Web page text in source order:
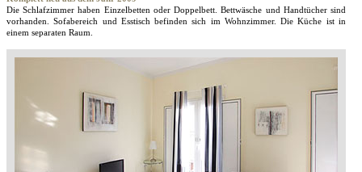
Die Schlafzimmer haben Einzelbetten oder Doppelbett. Bettwäsche und Handtücher sind
vorhanden. Sofabereich und Esstisch befinden sich im Wohnzimmer. Die Küche ist in
einem separaten Raum.